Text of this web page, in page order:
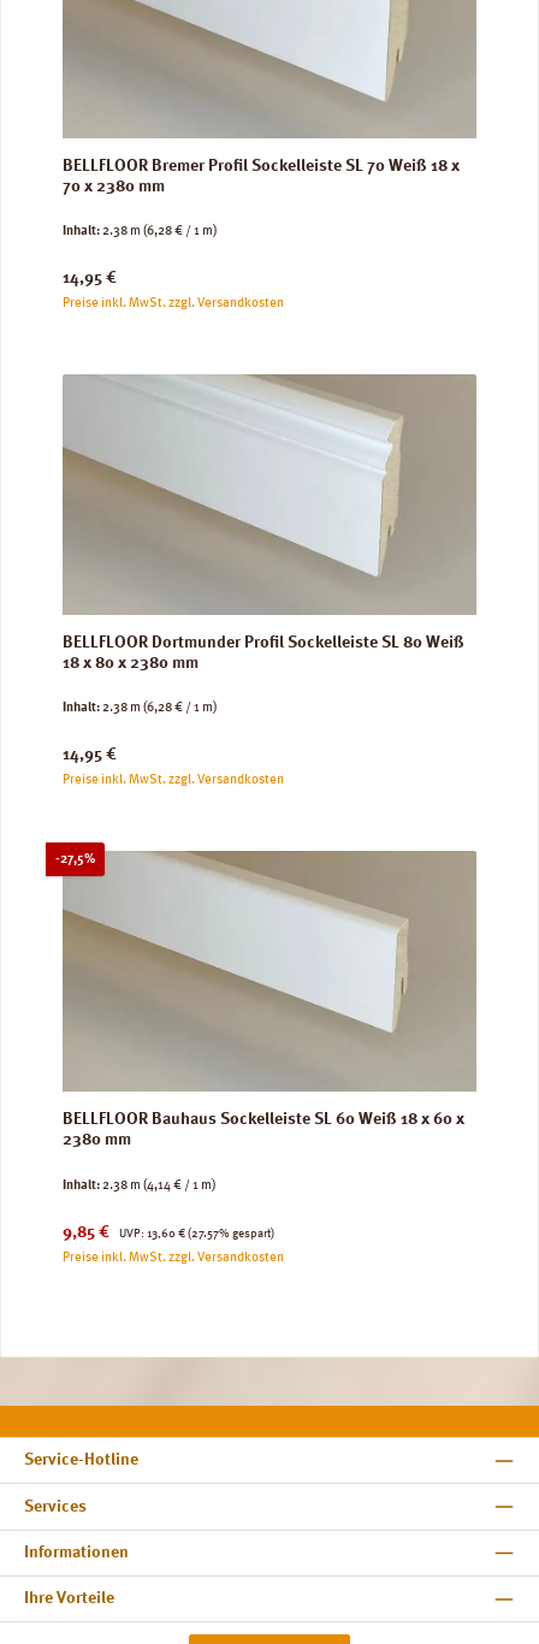
BELLFLOOR Bremer Profil Sockelleiste SL 70 Weiß 18 x
70 x 2380 mm
Inhalt:2.38 m (6,28 € / 1 m)
Regulärer Preis:
14,95 €
Preise inkl. MwSt. zzgl. Versandkosten
BELLFLOOR Dortmunder Profil Sockelleiste SL 80 Weiß
18 x 80 x 2380 mm
Inhalt:2.38 m (6,28 € / 1 m)
Regulärer Preis:
14,95 €
Preise inkl. MwSt. zzgl. Versandkosten
-27,5%Rabatt
BELLFLOOR Bauhaus Sockelleiste SL 60 Weiß 18 x 60 x
2380 mm
Inhalt:2.38 m (4,14 € / 1 m)
Verkaufspreis:
9,85 € UVP:
Regulärer Preis:
13,60 € (27.57% gespart)
Preise inkl. MwSt. zzgl. Versandkosten
Service-Hotline
Services
Informationen
Ihre Vorteile